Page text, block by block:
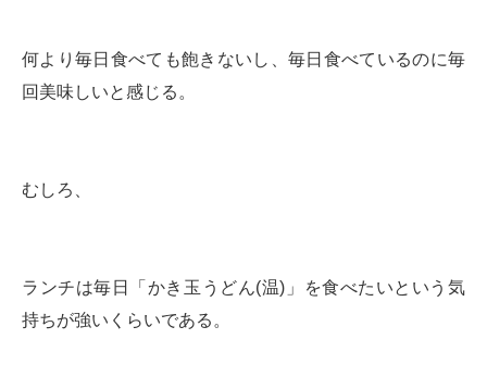
何より毎日食べても飽きないし、毎日食べているのに毎
回美味しいと感じる。
むしろ、
ランチは毎日「かき玉うどん(温)」を食べたいという気
持ちが強いくらいである。